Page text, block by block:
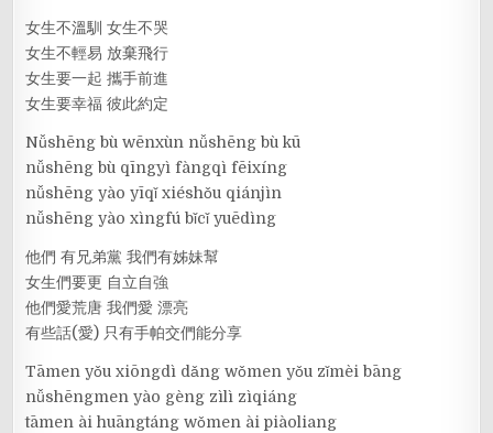
女生不溫馴 女生不哭
女生不輕易 放棄飛行
女生要一起 攜手前進
女生要幸福 彼此約定
Nǚshēng bù wēnxùn nǚshēng bù kū
nǚshēng bù qīngyì fàngqì fēixíng
nǚshēng yào yīqǐ xiéshǒu qiánjìn
nǚshēng yào xìngfú bǐcǐ yuēdìng
他們 有兄弟黨 我們有姊妹幫
女生們要更 自立自強
他們愛荒唐 我們愛 漂亮
有些話(愛) 只有手帕交們能分享
Tāmen yǒu xiōngdì dǎng wǒmen yǒu zǐmèi bāng
nǚshēngmen yào gèng zìlì zìqiáng
tāmen ài huāngtáng wǒmen ài piàoliang